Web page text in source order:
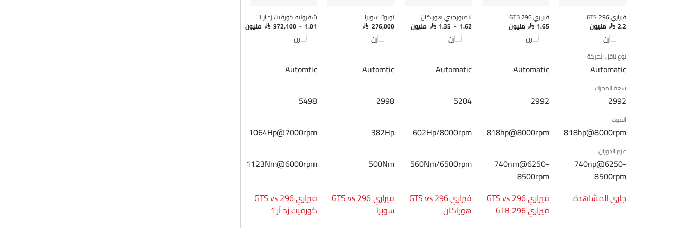
وسادة هوائية للركاب
تحذير حزام المقعد
مستشعر التصادم
مرآة الرؤية الخلفية ليلا ونهارا
مصابيح أمامية قابلة للتعديل
مرآة الرؤية الخلفية الخارجية قابلة للتعديل كهربائياً
مدفأة
ساعة رقمية
تحذير فحص المحرك
توزيع قوة الفرامل إلكترونيًا (EBD)
عجلة القيادة مجداف ناقل الحركة
مرآة الرؤية الخلفية قابلة للطي كهربائياً
فيراري 296 GTS
SAR 2.2 مليون
قارن
فيراري 296 GTB
SAR 1.65 مليون
قارن
لامبورجيني هوراكان
SAR 1.35 - 1.62 مليون
قارن
تويوتا سوبرا
SAR 276,000
قارن
شفروليه كورفيت زد آر 1
SAR 972,100 - 1.01 مليون
قارن
نوع ناقل الحركة
Automatic
Automatic
Automatic
Automtic
Automtic
سعة المحرك
2992
2992
5204
2998
5498
القوة
818hp@8000rpm
818hp@8000rpm
602Hp/8000rpm
382Hp
1064Hp@7000rpm
عزم الدوران
740np@6250-
8500rpm
740nm@6250-
8500rpm
560Nm/6500rpm
500Nm
1123Nm@6000rpm
جاري المشاهدة
فيراري 296 GTS vs
فيراري 296 GTB
فيراري 296 GTS vs
هوراكان
فيراري 296 GTS vs
سوبرا
فيراري 296 GTS vs
كورفيت زد آر 1